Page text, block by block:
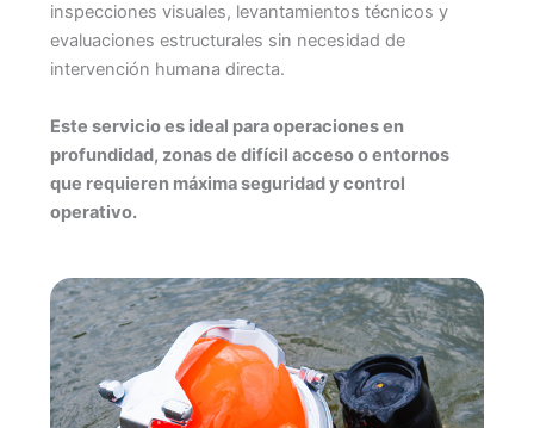
inspecciones visuales, levantamientos técnicos y
evaluaciones estructurales sin necesidad de
intervención humana directa.
Este servicio es ideal para operaciones en
profundidad, zonas de difícil acceso o entornos
que requieren máxima seguridad y control
operativo.